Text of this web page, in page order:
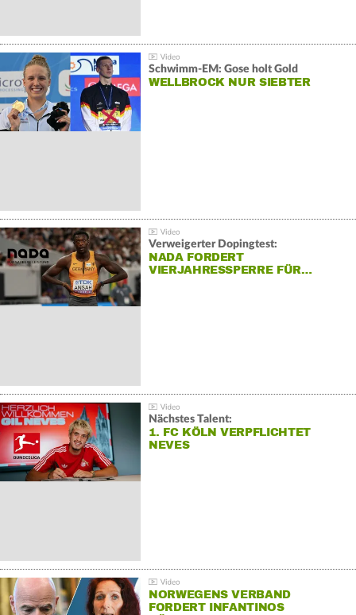
Schwimm-EM: Gose holt Gold
WELLBROCK NUR SIEBTER
Verweigerter Dopingtest:
NADA FORDERT
VIERJAHRESSPERRE FÜR…
Nächstes Talent:
1. FC KÖLN VERPFLICHTET
NEVES
NORWEGENS VERBAND
FORDERT INFANTINOS